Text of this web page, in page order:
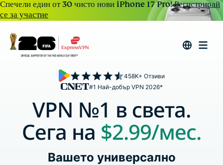
Спечели един от 30 чисто нови iPhone 17 Pro!Регистрирай
се за участие
#1 Най-добър VPN 2026*
458K+ Отзиви
VPN №1 в света.
Сега на $2.99/мес.
Вашето универсално